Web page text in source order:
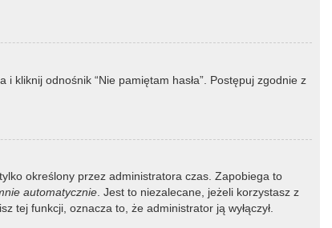
kliknij odnośnik “Nie pamiętam hasła”. Postępuj zgodnie z
określony przez administratora czas. Zapobiega to
automatycznie. Jest to niezalecane, jeżeli korzystasz z
tej funkcji, oznacza to, że administrator ją wyłączył.